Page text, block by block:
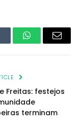
WhatsAppEmail
Freitas: festejos
terminam